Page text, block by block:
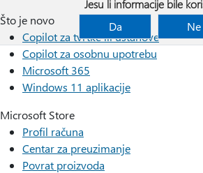
Jesu li informacije bile
Da
Ne
Što je novo
Copilot za tvrtke ili ustanove
Copilot za osobnu upotrebu
Microsoft 365
Windows 11 aplikacije
Microsoft Store
Profil računa
Centar za preuzimanje
Povrat proizvoda